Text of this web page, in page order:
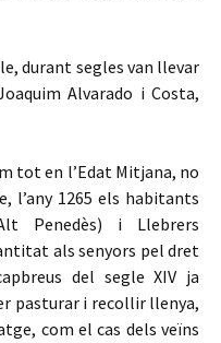
durant segles van llevar
Alvarado i Costa,
tot en l’Edat Mitjana, no
l’any 1265 els habitants
Penedès) i Llebrers
als senyors pel dret
del segle XIV ja
pasturar i recollir llenya,
com el cas dels veïns